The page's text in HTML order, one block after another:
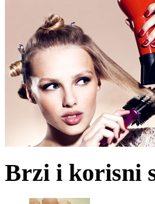
Brzi i korisni